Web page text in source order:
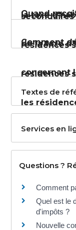
secondaires
la taxe
résidences
Quand
de la taxe
résidences
Comment
concernant
les
Textes de
Services en
Questions ?
Comment
Quel est le
d'impôts ?
Nouvelle